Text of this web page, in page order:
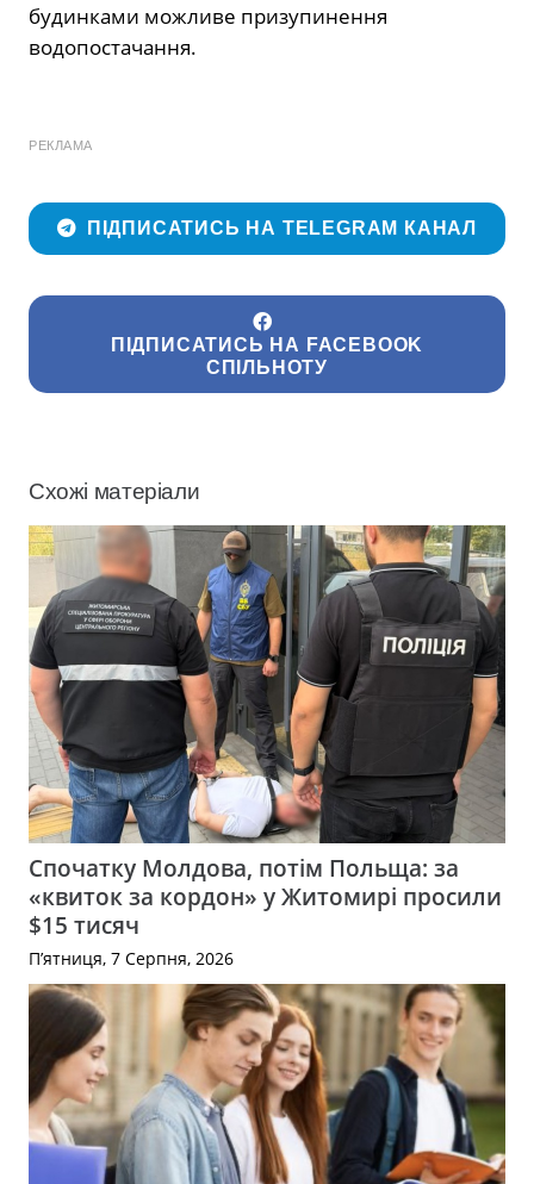
будинками можливе призупинення
водопостачання.
РЕКЛАМА
ПІДПИСАТИСЬ НА TELEGRAM КАНАЛ
ПІДПИСАТИСЬ НА FACEBOOK
СПІЛЬНОТУ
Схожі матеріали
Спочатку Молдова, потім Польща: за
«квиток за кордон» у Житомирі просили
$15 тисяч
П’ятниця, 7 Серпня, 2026